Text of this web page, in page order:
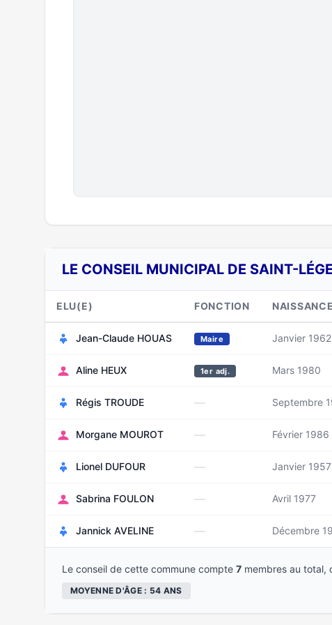
LE CONSEIL MUNICIPAL DE SAINT-
ELU(E) FONCTION NAISSANCE
Jean-Claude HOUAS Maire Janvier 1962
Aline HEUX 1er adj. Mars 1980
Régis TROUDE — Septembre
Morgane MOUROT — Février 1986
Lionel DUFOUR — Janvier 1957
Sabrina FOULON — Avril 1977
Jannick AVELINE — Décembre
Le conseil de cette commune compte 7 membres au total,
MOYENNE D'ÂGE : 54 ANS